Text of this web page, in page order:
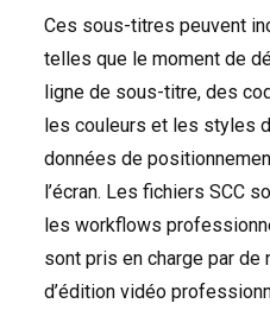
Ces sous-titres peuvent
telles que le moment de
ligne de sous-titre, des
les couleurs et les styles
données de
l’écran. Les fichiers SCC
les workflows
sont pris en charge par de
d’édition vidéo